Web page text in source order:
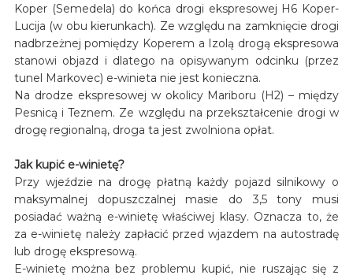
Koper (Semedela) do końca drogi ekspresowej H6 Koper-
Lucija (w obu kierunkach). Ze względu na zamknięcie drogi
nadbrzeżnej pomiędzy Koperem a Izolą drogą ekspresowa
stanowi objazd i dlatego na opisywanym odcinku (przez
tunel Markovec) e-winieta nie jest konieczna.
Na drodze ekspresowej w okolicy Mariboru (H2) – między
Pesnicą i Teznem. Ze względu na przekształcenie drogi w
drogę regionalną, droga ta jest zwolniona opłat.
Jak kupić e-winietę?
Przy wjeździe na drogę płatną każdy pojazd silnikowy o
maksymalnej dopuszczalnej masie do 3,5 tony musi
posiadać ważną e-winietę właściwej klasy. Oznacza to, że
za e-winietę należy zapłacić przed wjazdem na autostradę
lub drogę ekspresową.
E-winietę można bez problemu kupić, nie ruszając się z